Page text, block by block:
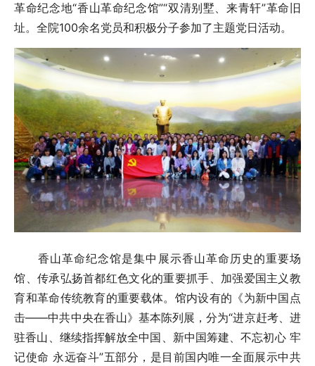
革命纪念地“香山革命纪念馆”“双清别墅、来青轩”革命旧
址。全院100余名党员和积极分子参加了主题党日活动。
香山革命纪念馆是集中展示香山革命历史的重要场
馆、传承弘扬首都红色文化的重要抓手、加强爱国主义教
育和革命传统教育的重要载体。馆内设有的《为新中国点
击——中共中央在香山》基本陈列展，分为“进京赶考、进
驻香山、继续指挥解放全中国、新中国筹建、不忘初心 牢
记使命 永远奋斗”五部分，是目前国内唯一全面展示中共